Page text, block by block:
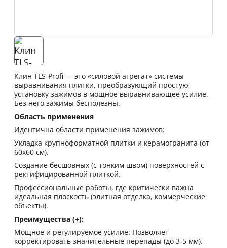
Клин TLS-Profi — это «силовой агрегат» системы
выравнивания плитки, преобразующий простую
установку зажимов в мощное выравнивающее усилие.
Без него зажимы бесполезны.
Область применения
Идентична области применения зажимов:
Укладка крупноформатной плитки и керамогранита (от
60х60 см).
Создание бесшовных (с тонким швом) поверхностей с
ректифицированной плиткой.
Профессиональные работы, где критически важна
идеальная плоскость (элитная отделка, коммерческие
объекты).
Преимущества (+):
Мощное и регулируемое усилие: Позволяет
корректировать значительные перепады (до 3-5 мм).